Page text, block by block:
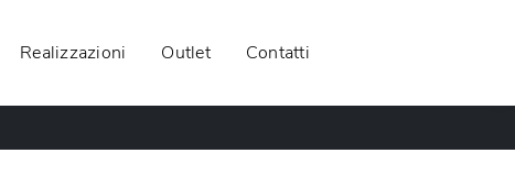
Realizzazioni Outlet Contatti